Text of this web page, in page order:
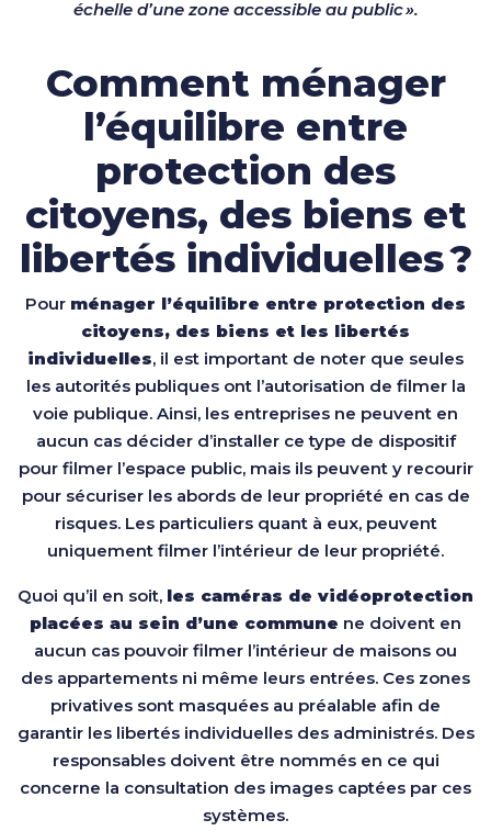
échelle d’une zone accessible au public ».
Comment ménager
l’équilibre entre
protection des
citoyens, des biens et
libertés individuelles ?
Pour ménager l’équilibre entre protection des
citoyens, des biens et les libertés
individuelles, il est important de noter que seules
les autorités publiques ont l’autorisation de filmer la
voie publique. Ainsi, les entreprises ne peuvent en
aucun cas décider d’installer ce type de dispositif
pour filmer l’espace public, mais ils peuvent y recourir
pour sécuriser les abords de leur propriété en cas de
risques. Les particuliers quant à eux, peuvent
uniquement filmer l’intérieur de leur propriété.
Quoi qu’il en soit, les caméras de vidéoprotection
placées au sein d’une commune ne doivent en
aucun cas pouvoir filmer l’intérieur de maisons ou
des appartements ni même leurs entrées. Ces zones
privatives sont masquées au préalable afin de
garantir les libertés individuelles des administrés. Des
responsables doivent être nommés en ce qui
concerne la consultation des images captées par ces
systèmes.